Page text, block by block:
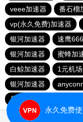
veee加速器
番石榴
vp(永久免费)加速器
银河加速器
速鹰666
银河加速器
蜜蜂加
白鲸加速器
1元机场
银河加速器
暴雪加速器
永久免费